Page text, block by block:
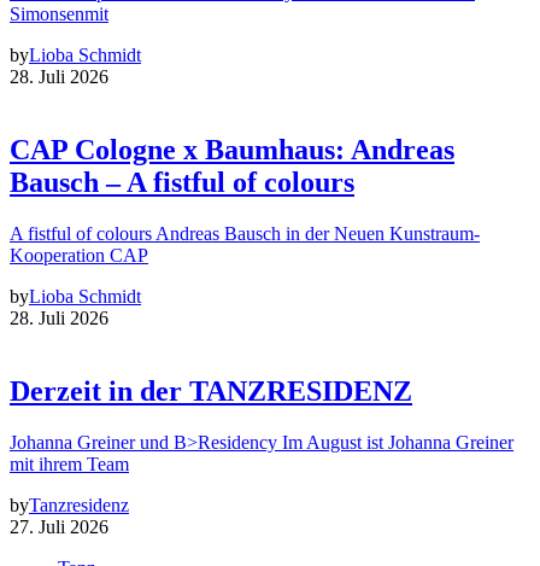
Simonsenmit
byLioba Schmidt
28. Juli 2026
CAP Cologne x Baumhaus: Andreas
Bausch – A fistful of colours
A fistful of colours Andreas Bausch in der Neuen Kunstraum-
Kooperation CAP
byLioba Schmidt
28. Juli 2026
Derzeit in der TANZRESIDENZ
Johanna Greiner und B>Residency Im August ist Johanna Greiner
mit ihrem Team
byTanzresidenz
27. Juli 2026